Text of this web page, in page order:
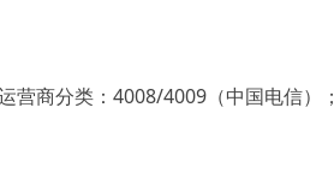
营商分类：4008/4009（中国电信）；